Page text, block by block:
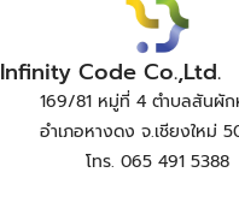
Infinity Code Co.,Ltd.
169/81 หมู่ที่ 4 ตำบลสันผัก
อำเภอหางดง จ.เชียงใหม่
โทร. 065 491 5388